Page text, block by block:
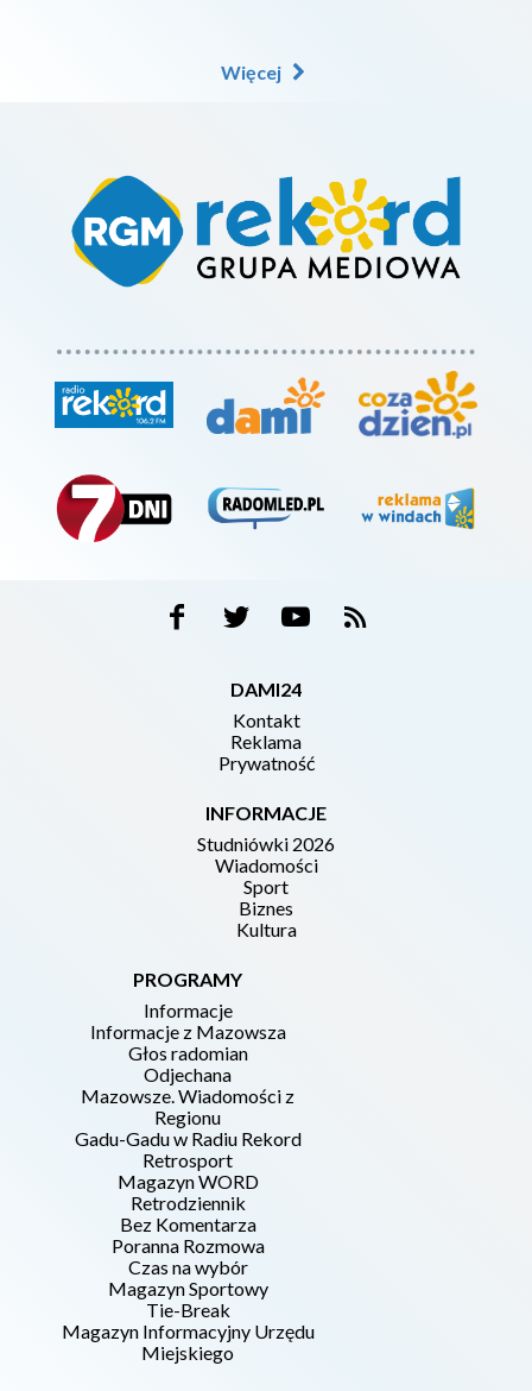
Więcej
DAMI24
Kontakt
Reklama
Prywatność
INFORMACJE
Studniówki 2026
Wiadomości
Sport
Biznes
Kultura
PROGRAMY
Informacje
Informacje z Mazowsza
Głos radomian
Odjechana
Mazowsze. Wiadomości z
Regionu
Gadu-Gadu w Radiu Rekord
Retrosport
Magazyn WORD
Retrodziennik
Bez Komentarza
Poranna Rozmowa
Czas na wybór
Magazyn Sportowy
Tie-Break
Magazyn Informacyjny Urzędu
Miejskiego